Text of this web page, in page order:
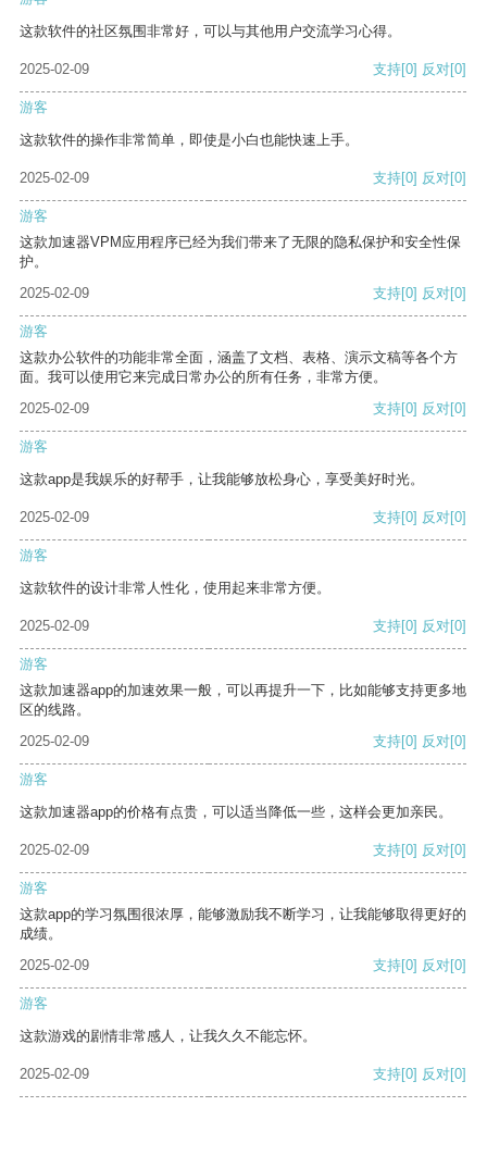
这款软件的社区氛围非常好，可以与其他用户交流学习心得。
2025-02-09 支持[0] 反对[0]
游客
这款软件的操作非常简单，即使是小白也能快速上手。
2025-02-09 支持[0] 反对[0]
游客
这款加速器VPM应用程序已经为我们带来了无限的隐私保护和安全性保
护。
2025-02-09
支持[0] 反对[0]
游客
这款办公软件的功能非常全面，涵盖了文档、表格、演示文稿等各个方
面。我可以使用它来完成日常办公的所有任务，非常方便。
2025-02-09
支持[0] 反对[0]
游客
这款app是我娱乐的好帮手，让我能够放松身心，享受美好时光。
2025-02-09 支持[0] 反对[0]
游客
这款软件的设计非常人性化，使用起来非常方便。
2025-02-09 支持[0] 反对[0]
游客
这款加速器app的加速效果一般，可以再提升一下，比如能够支持更多地
区的线路。
2025-02-09
支持[0] 反对[0]
游客
这款加速器app的价格有点贵，可以适当降低一些，这样会更加亲民。
2025-02-09 支持[0] 反对[0]
游客
这款app的学习氛围很浓厚，能够激励我不断学习，让我能够取得更好的
成绩。
2025-02-09
支持[0] 反对[0]
游客
这款游戏的剧情非常感人，让我久久不能忘怀。
2025-02-09 支持[0] 反对[0]